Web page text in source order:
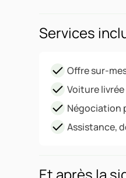
Services
Offre sur-
Voiture
Négociation
Assistance,